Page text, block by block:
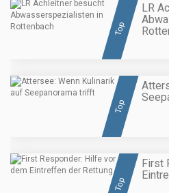
Top
LR
Top
Top
First